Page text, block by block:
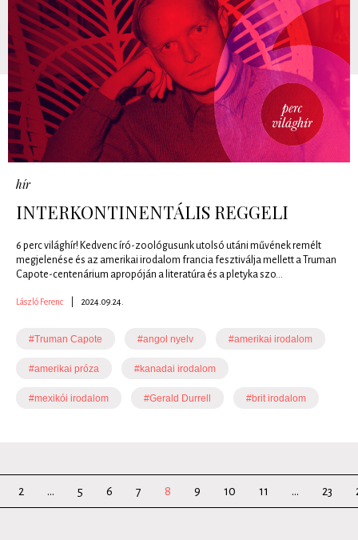
hír
INTERKONTINENTÁLIS REGGELI
6 perc világhír! Kedvenc író-zoológusunk utolsó utáni művének remélt
megjelenése és az amerikai irodalom francia fesztiválja mellett a Truman
Capote-centenárium apropóján a literatúra és a pletyka szo...
László Ferenc 2024.09.24.
#Truman Capote #angol nyelv #amerikai irodalom
#amerikai próza #kanadai irodalom
#mexikói irodalom #Gerald Durrell #brit irodalom
2 ... 5 6 7 8 9 10 11 ... 23